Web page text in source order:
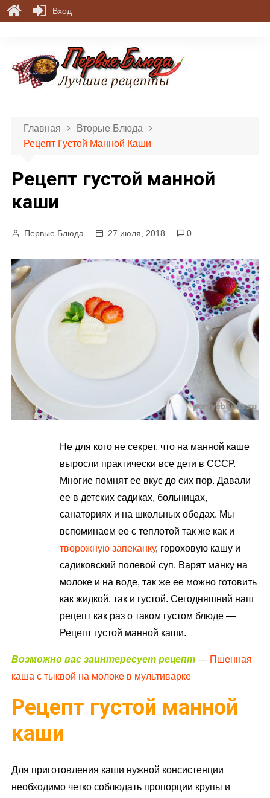
Главная
Вторые Блюда
Рецепт Густой Манной Каши
Рецепт густой манной
каши
Первые Блюда 27 июля, 2018 0
Не для кого не секрет, что на манной каше
выросли практически все дети в СССР.
Многие помнят ее вкус до сих пор. Давали
ее в детских садиках, больницах,
санаториях и на школьных обедах. Мы
вспоминаем ее с теплотой так же как и
творожную запеканку, гороховую кашу и
садиковский полевой суп. Варят манку на
молоке и на воде, так же ее можно готовить
как жидкой, так и густой. Сегодняшний наш
рецепт как раз о таком густом блюде —
Рецепт густой манной каши.
Возможно вас заинтересует рецепт — Пшенная
каша с тыквой на молоке в мультиварке
Рецепт густой манной
каши
Для приготовления каши нужной консистенции
необходимо четко соблюдать пропорции крупы и
Вход